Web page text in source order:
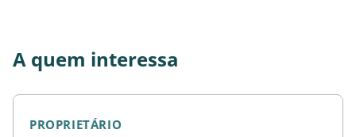
A quem interessa
PROPRIETÁRIO